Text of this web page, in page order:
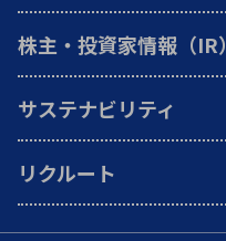
株主・投資家情報（IR）
サステナビリティ
リクルート